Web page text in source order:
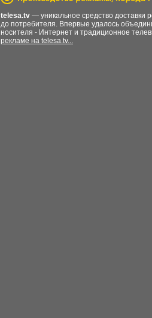
telesa.tv — уникальное средство доставки
до потребителя. Впервые удалось
носителя - Интернет и традиционное
рекламе на telesa.tv...